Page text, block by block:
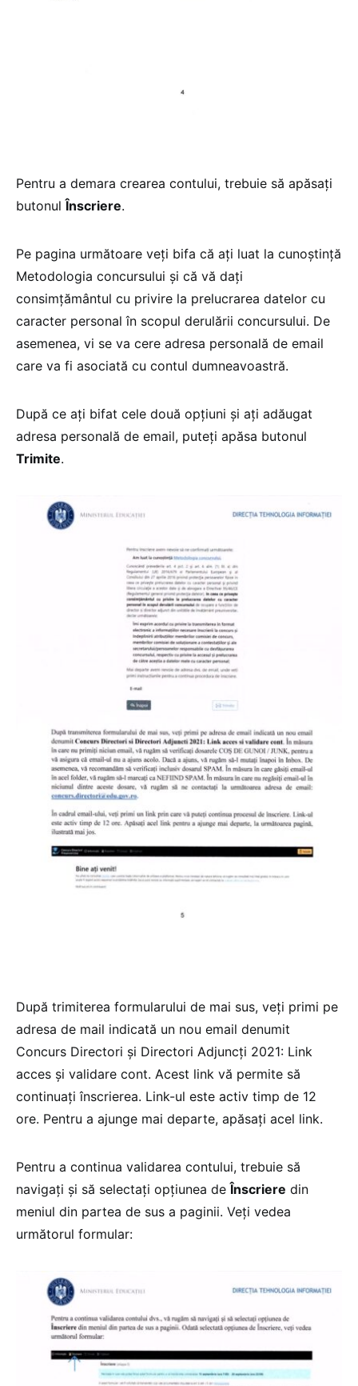
Pentru a demara crearea contului, trebuie să apăsați
butonulÎnscriere.
Pe pagina următoare veți bifa că ați luat la cunoștință
Metodologia concursului și că vă dați
consimțământul cu privire la prelucrarea datelor cu
caracter personal în scopul derulării concursului. De
asemenea, vi se va cere adresa personală de email
care va fi asociată cu contul dumneavoastră.
După ce ați bifat cele două opțiuni și ați adăugat
adresa personală de email, puteți apăsa butonul
Trimite.
După trimiterea formularului de mai sus, veți primi pe
adresa de mail indicată un nou email denumit
Concurs Directori și Directori Adjuncți 2021: Link
acces și validare cont. Acest link vă permite să
continuați înscrierea. Link-ul este activ timp de 12
ore. Pentru a ajunge mai departe, apăsați acel link.
Pentru a continua validarea contului, trebuie să
navigați și să selectați opțiunea deÎnscriere din
meniul din partea de sus a paginii. Veți vedea
următorul formular: